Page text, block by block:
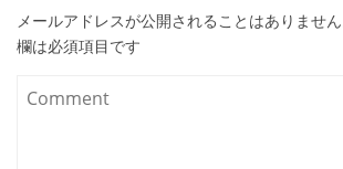
メールアドレスが公開されることはありません
欄は必須項目です